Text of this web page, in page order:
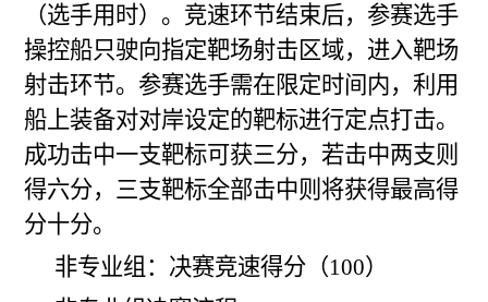
（选手用时）。 竞速环节结束后，参赛选手
操控船只驶向指定靶场射击区域，进入靶场
射击环节。参赛选手需在限定时间 内，利用
船上装备对对岸设定的靶标进行定点打击。
成功击中一支靶标可获三分，若击中两支则
得六分，三支靶标全部击中则将获得最高得
分十分。
非专业组：决赛竞速得分（100）